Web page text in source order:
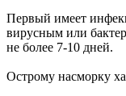
Первый имеет
вирусным или
не более 7-10 дней.
Острому насморку